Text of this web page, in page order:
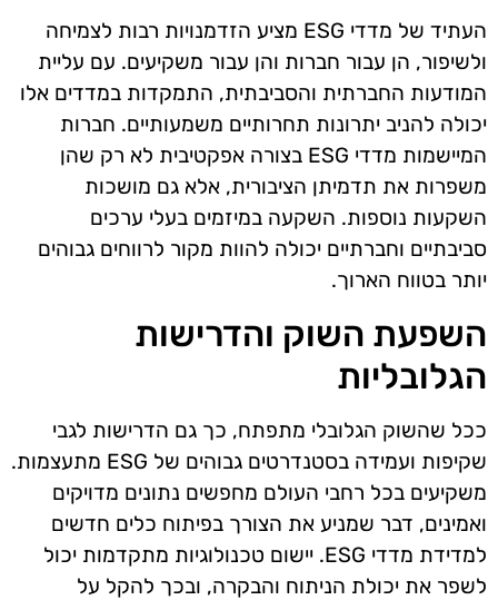
העתיד של מדדי ESG מציע הזדמנויות רבות לצמיחה
ולשיפור, הן עבור חברות והן עבור משקיעים. עם עליית
המודעות החברתית והסביבתית, התמקדות במדדים אלו
יכולה להניב יתרונות תחרותיים משמעותיים. חברות
המיישמות מדדי ESG בצורה אפקטיבית לא רק שהן
משפרות את תדמיתן הציבורית, אלא גם מושכות
השקעות נוספות. השקעה במיזמים בעלי ערכים
סביבתיים וחברתיים יכולה להוות מקור לרווחים גבוהים
יותר בטווח הארוך.
השפעת השוק והדרישות
הגלובליות
ככל שהשוק הגלובלי מתפתח, כך גם הדרישות לגבי
שקיפות ועמידה בסטנדרטים גבוהים של ESG מתעצמות.
משקיעים בכל רחבי העולם מחפשים נתונים מדויקים
ואמינים, דבר שמניע את הצורך בפיתוח כלים חדשים
למדידת מדדי ESG. יישום טכנולוגיות מתקדמות יכול
לשפר את יכולת הניתוח והבקרה, ובכך להקל על